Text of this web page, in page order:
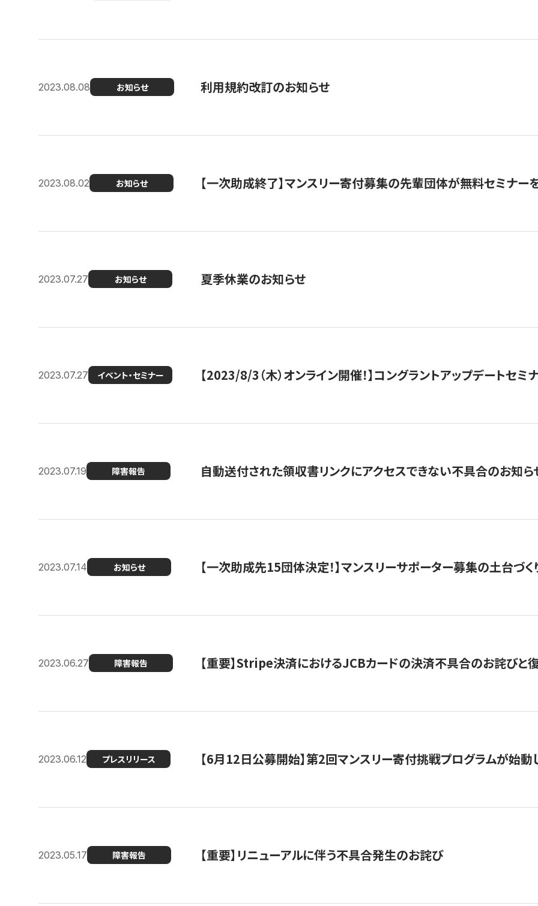
2023.08.08 お知らせ 利用規約改訂のお知らせ
2023.08.02 お知らせ 【一次助成終了】マンスリー寄付募集の先輩団体が無料セミナー
2023.07.27 お知らせ 夏季休業のお知らせ
2023.07.27 イベント・セミナー 【2023/8/3（木）オンライン開催！】コングラントアップデートセ
2023.07.19 障害報告 自動送付された領収書リンクにアクセスできない不具合のお知ら
2023.07.14 お知らせ 【一次助成先15団体決定！】マンスリーサポーター募集の土台づ
2023.06.27 障害報告 【重要】Stripe決済におけるJCBカードの決済不具合のお詫びと
2023.06.12 プレスリリース 【6月12日公募開始】第2回マンスリー寄付挑戦プログラムが始動
2023.05.17 障害報告 【重要】リニューアルに伴う不具合発生のお詫び